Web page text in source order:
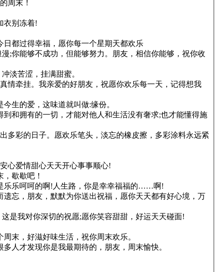
周末！
衣别冻着!
都过得幸福，愿你每一个星期天都欢乐
;你能够不成功，但能够努力。朋友，相信你能够，祝你收
淡苦涩，挂满甜蜜。
情牵挂。我亲爱的好朋友，祝愿你欢乐每一天，记得想我
生的爱，这味道就叫做:缘份。
和拥有的一切，才能对他人和生活没有奢求;也才能懂得施
多彩的日子。愿欢乐笔头，淡忘的橡皮擦，多彩涂料永远紧
心爱情甜心天天开心事事顺心!
歇歇吧！
乐乐呵呵的啊!人生路，你是幸幸福福的……啊!
忘，朋友，默默为你送出祝福，愿你天天都有好心境，万
是我对你深切的祝愿;愿你笑容甜甜，好运天天碰面!
末，好滋好味生活，祝你周末欢乐。
人才发现你是我最期待的，朋友，周末愉快。